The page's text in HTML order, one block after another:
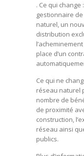
. Ce qui
gestionnaire
naturel, un
distribution
place d’un
Ce qui ne
réseau naturel
nombre de
de proximité
construction,
réseau ainsi
publics.